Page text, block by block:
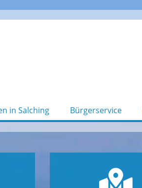
in Salching Bürgerservice